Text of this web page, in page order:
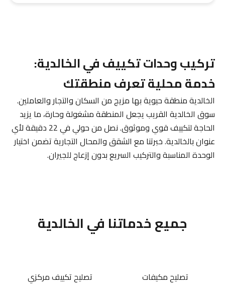
تركيب وحدات تكييف في الخالدية:
خدمة محلية تعرف منطقتك
الخالدية منطقة حيوية بها مزيج من السكان والتجار والعاملين.
سوق الخالدية القريب يجعل المنطقة مشغولة وحارة، ما يزيد
الحاجة لتكييف قوي وموثوق. نصل من حولي في 22 دقيقة لأي
عنوان بالخالدية. خبرتنا مع الشقق والمحال التجارية تضمن اختيار
الوحدة المناسبة والتركيب السريع بدون إزعاج للجيران.
جميع خدماتنا في الخالدية
تصليح مكيفات تصليح تكييف مركزي